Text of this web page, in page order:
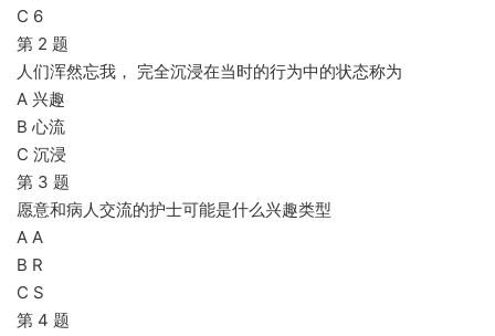
C 6
第 2 题
人们浑然忘我， 完全沉浸在当时的行为中的状态称为
A 兴趣
B 心流
C 沉浸
第 3 题
愿意和病人交流的护士可能是什么兴趣类型
A A
B R
C S
第 4 题